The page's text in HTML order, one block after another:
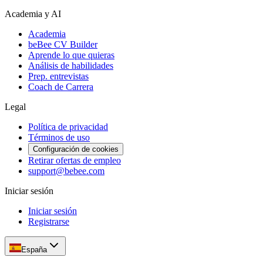
Academia y AI
Academia
beBee CV Builder
Aprende lo que quieras
Análisis de habilidades
Prep. entrevistas
Coach de Carrera
Legal
Política de privacidad
Términos de uso
Configuración de cookies
Retirar ofertas de empleo
support@bebee.com
Iniciar sesión
Iniciar sesión
Registrarse
España